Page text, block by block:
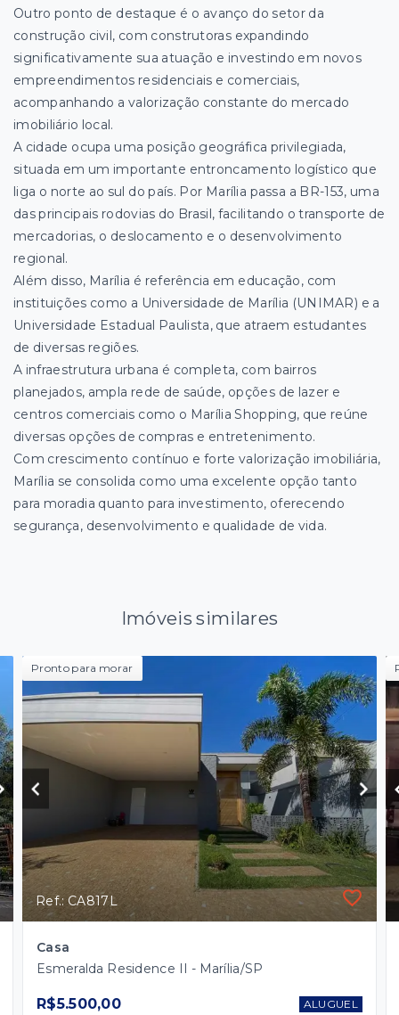
Outro ponto de destaque é o avanço do setor da
construção civil, com construtoras expandindo
significativamente sua atuação e investindo em novos
empreendimentos residenciais e comerciais,
acompanhando a valorização constante do mercado
imobiliário local.
A cidade ocupa uma posição geográfica privilegiada,
situada em um importante entroncamento logístico que
liga o norte ao sul do país. Por Marília passa a BR-153, uma
das principais rodovias do Brasil, facilitando o transporte de
mercadorias, o deslocamento e o desenvolvimento
regional.
Além disso, Marília é referência em educação, com
instituições como a Universidade de Marília (UNIMAR) e a
Universidade Estadual Paulista, que atraem estudantes
de diversas regiões.
A infraestrutura urbana é completa, com bairros
planejados, ampla rede de saúde, opções de lazer e
centros comerciais como o Marília Shopping, que reúne
diversas opções de compras e entretenimento.
Com crescimento contínuo e forte valorização imobiliária,
Marília se consolida como uma excelente opção tanto
para moradia quanto para investimento, oferecendo
segurança, desenvolvimento e qualidade de vida.
Imóveis similares
Pronto para morar
Ref.: CA817L
Casa
Esmeralda Residence II - Marília/SP
R$5.500,00 ALUGUEL